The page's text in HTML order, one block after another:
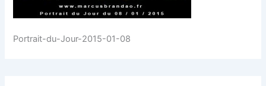
Portrait-du-Jour-2015-01-08